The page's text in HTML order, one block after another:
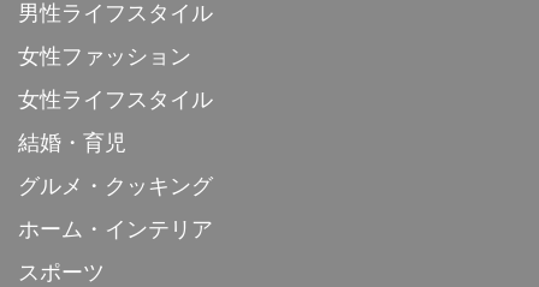
男性ライフスタイル
女性ファッション
女性ライフスタイル
結婚・育児
グルメ・クッキング
ホーム・インテリア
スポーツ